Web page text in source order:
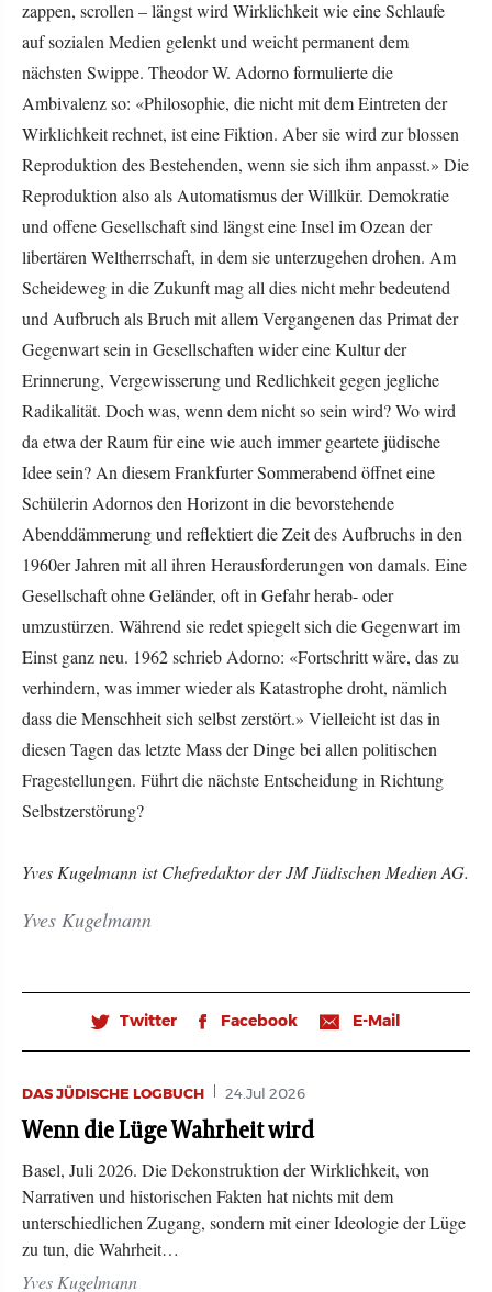
zappen, scrollen – längst wird Wirklichkeit wie eine Schlaufe
auf sozialen Medien gelenkt und weicht permanent dem
nächsten Swippe. Theodor W. Adorno formulierte die
Ambivalenz so: «Philosophie, die nicht mit dem Eintreten der
Wirklichkeit rechnet, ist eine Fiktion. Aber sie wird zur blossen
Reproduktion des Bestehenden, wenn sie sich ihm anpasst.» Die
Reproduktion also als Automatismus der Willkür. Demokratie
und offene Gesellschaft sind längst eine Insel im Ozean der
libertären Weltherrschaft, in dem sie unterzugehen drohen. Am
Scheideweg in die Zukunft mag all dies nicht mehr bedeutend
und Aufbruch als Bruch mit allem Vergangenen das Primat der
Gegenwart sein in Gesellschaften wider eine Kultur der
Erinnerung, Vergewisserung und Redlichkeit gegen jegliche
Radikalität. Doch was, wenn dem nicht so sein wird? Wo wird
da etwa der Raum für eine wie auch immer geartete jüdische
Idee sein? An diesem Frankfurter Sommerabend öffnet eine
Schülerin Adornos den Horizont in die bevorstehende
Abenddämmerung und reflektiert die Zeit des Aufbruchs in den
1960er Jahren mit all ihren Herausforderungen von damals. Eine
Gesellschaft ohne Geländer, oft in Gefahr herab- oder
umzustürzen. Während sie redet spiegelt sich die Gegenwart im
Einst ganz neu. 1962 schrieb Adorno: «Fortschritt wäre, das zu
verhindern, was immer wieder als Katastrophe droht, nämlich
dass die Menschheit sich selbst zerstört.» Vielleicht ist das in
diesen Tagen das letzte Mass der Dinge bei allen politischen
Fragestellungen. Führt die nächste Entscheidung in Richtung
Selbstzerstörung?
Yves Kugelmann ist Chefredaktor der JM Jüdischen Medien AG.
Yves Kugelmann
🐦 Twitter 𝖿 Facebook 📧 E-Mail
DAS JÜDISCHE LOGBUCH 24.Jul 2026
Wenn die Lüge Wahrheit wird
Basel, Juli 2026. Die Dekonstruktion der Wirklichkeit, von
Narrativen und historischen Fakten hat nichts mit dem
unterschiedlichen Zugang, sondern mit einer Ideologie der Lüge
zu tun, die Wahrheit…
Yves Kugelmann